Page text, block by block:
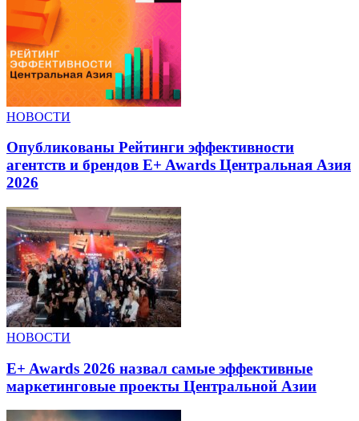
НОВОСТИ
Опубликованы Рейтинги эффективности
агентств и брендов E+ Awards Центральная Азия
2026
НОВОСТИ
E+ Awards 2026 назвал самые эффективные
маркетинговые проекты Центральной Азии